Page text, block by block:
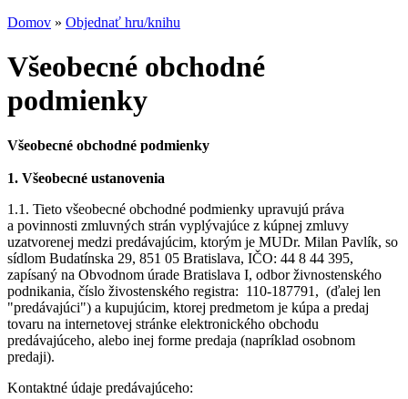
Domov » Objednať hru/knihu
Všeobecné obchodné
podmienky
Všeobecné obchodné podmienky
1. Všeobecné ustanovenia
1.1. Tieto všeobecné obchodné podmienky upravujú práva
a povinnosti zmluvných strán vyplývajúce z kúpnej zmluvy
uzatvorenej medzi predávajúcim, ktorým je MUDr. Milan Pavlík, so
sídlom Budatínska 29, 851 05 Bratislava, IČO: 44 8 44 395,
zapísaný na Obvodnom úrade Bratislava I, odbor živnostenského
podnikania, číslo živostenského registra: 110-187791, (ďalej len
"predávajúci") a kupujúcim, ktorej predmetom je kúpa a predaj
tovaru na internetovej stránke elektronického obchodu
predávajúceho, alebo inej forme predaja (napríklad osobnom
predaji).
Kontaktné údaje predávajúceho: